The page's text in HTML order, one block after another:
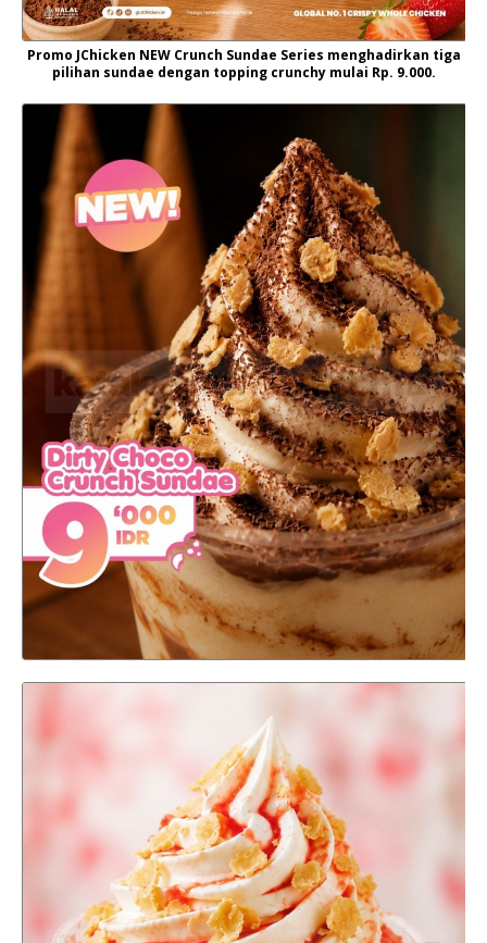
Promo JChicken NEW Crunch Sundae Series menghadirkan tiga
pilihan sundae dengan topping crunchy mulai Rp. 9.000.